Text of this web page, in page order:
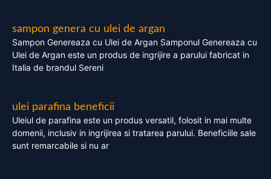
sampon genera cu ulei de argan
Sampon Genereaza cu Ulei de Argan Samponul Genereaza cu
Ulei de Argan este un produs de ingrijire a parului fabricat in
Italia de brandul Sereni
ulei parafina beneficii
Uleiul de parafina este un produs versatil, folosit in mai multe
domenii, inclusiv in ingrijirea si tratarea parului. Beneficiile sale
sunt remarcabile si nu ar